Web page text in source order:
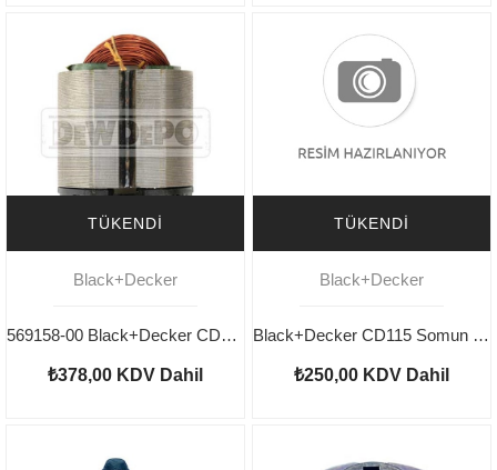
TÜKENDI
Black+Decker
569158-00 Black+Decker CD115 Yastık
₺378,00 KDV Dahil
TÜKENDI
Black+Decker
Black+Decker CD115 Somun Pul
₺250,00 KDV Dahil